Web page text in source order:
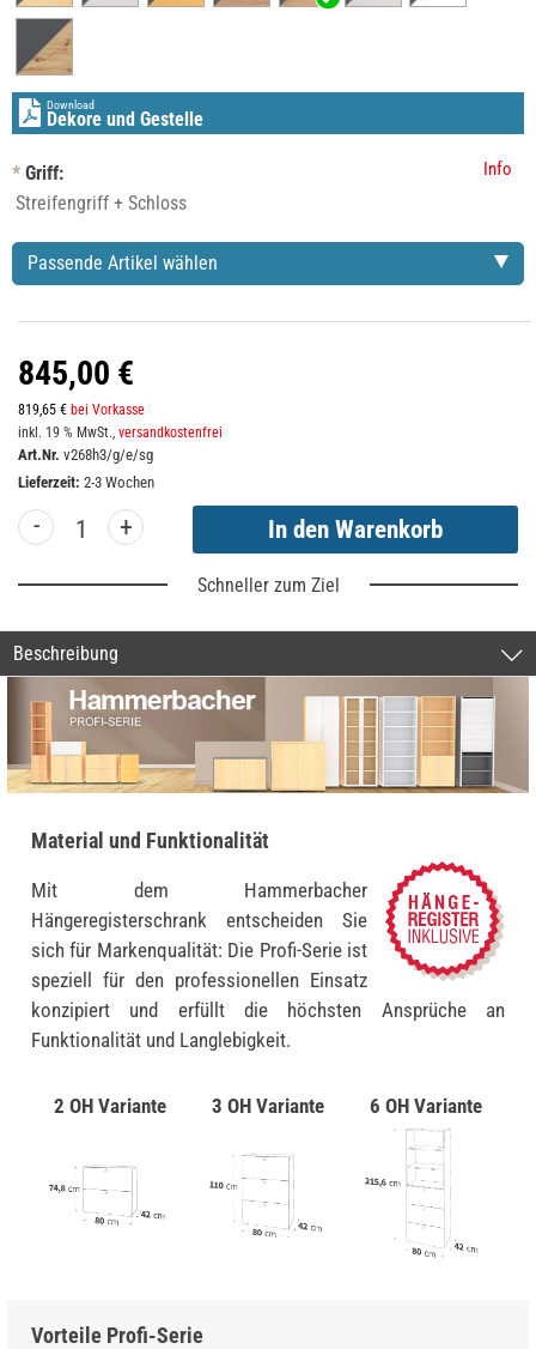
Download
Dekore und Gestelle
* Griff: Info
Passende Artikel wählen
845,00 €
819,65 € bei Vorkasse
inkl. 19 % MwSt., versandkostenfrei
Art.Nr. v268h3/g/e/sg
Lieferzeit: 2-3 Wochen
- +
Schneller zum Ziel
Beschreibung
Material und Funktionalität
Mit dem Hammerbacher
Hängeregisterschrank entscheiden Sie
sich für Markenqualität: Die Profi-Serie ist
speziell für den professionellen Einsatz
konzipiert und erfüllt die höchsten Ansprüche an
Funktionalität und Langlebigkeit.
2 OH Variante 3 OH Variante 6 OH Variante
Vorteile Profi-Serie